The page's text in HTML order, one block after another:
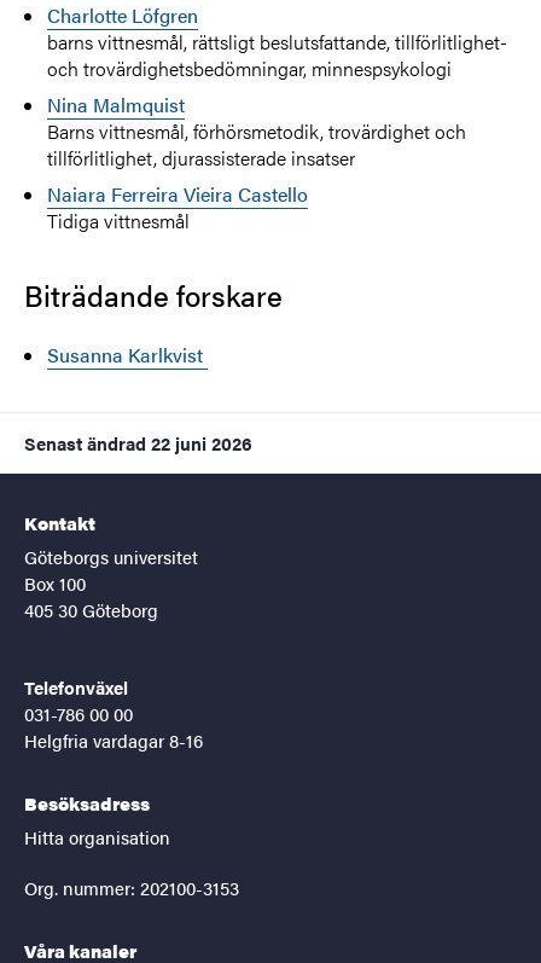
Charlotte Löfgren
barns vittnesmål, rättsligt beslutsfattande, tillförlitlighet-
och trovärdighetsbedömningar, minnespsykologi
Nina Malmquist
Barns vittnesmål, förhörsmetodik, trovärdighet och
tillförlitlighet, djurassisterade insatser
Naiara Ferreira Vieira Castello
Tidiga vittnesmål
Biträdande forskare
Susanna Karlkvist
Senast ändrad 22 juni 2026
Kontakt
Göteborgs universitet
Box 100
405 30 Göteborg
Telefonväxel
031-786 00 00
Helgfria vardagar 8-16
Besöksadress
Hitta organisation
Org. nummer: 202100-3153
Våra kanaler